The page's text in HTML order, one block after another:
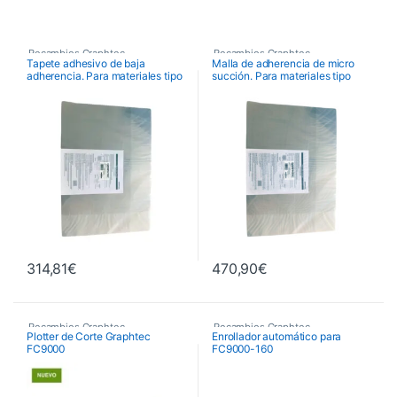
Recambios Graphtec
Tapete adhesivo de baja
adherencia. Para materiales tipo
(Pack 2 uds.)
314,81€
Recambios Graphtec
Malla de adherencia de micro
succión. Para materiales tipo
mm.) (Pack 2 uds.)
470,90€
Recambios Graphtec
Plotter de Corte Graphtec
FC9000
Recambios Graphtec
Enrollador automático para
FC9000-160